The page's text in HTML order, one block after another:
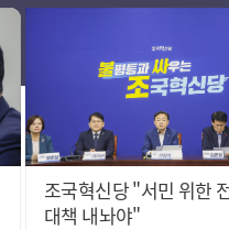
조국혁신당 "서민 위한
대책 내놔야"